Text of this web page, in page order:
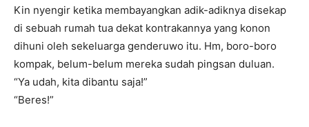
Kin nyengir ketika membayangkan adik-adiknya disekap
di sebuah rumah tua dekat kontrakannya yang konon
dihuni oleh sekeluarga genderuwo itu. Hm, boro-boro
kompak, belum-belum mereka sudah pingsan duluan.
“Ya udah, kita dibantu saja!”
“Beres!”